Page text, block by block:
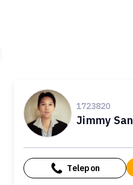
1723820
Jimmy San
Telepon